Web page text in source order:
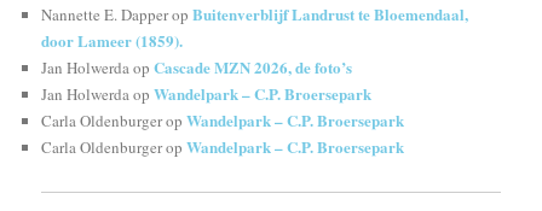
Nannette E. DapperopBuitenverblijf Landrust te Bloemendaal,
door Lameer (1859).
Jan HolwerdaopCascade MZN 2026, de foto’s
Jan HolwerdaopWandelpark – C.P. Broersepark
Carla OldenburgeropWandelpark – C.P. Broersepark
Carla OldenburgeropWandelpark – C.P. Broersepark